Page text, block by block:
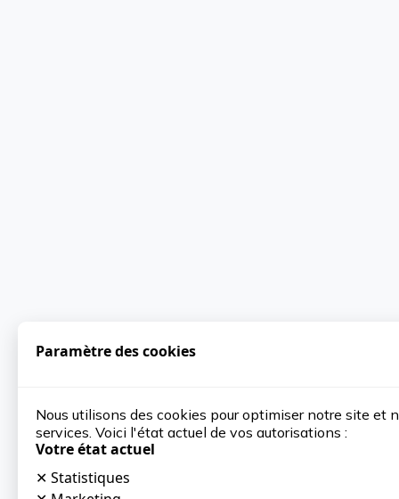
Paramètre des cookies
Nous utilisons des cookies pour optimiser notre site et
services. Voici l'état actuel de vos autorisations :
Votre état actuel
✕ Statistiques